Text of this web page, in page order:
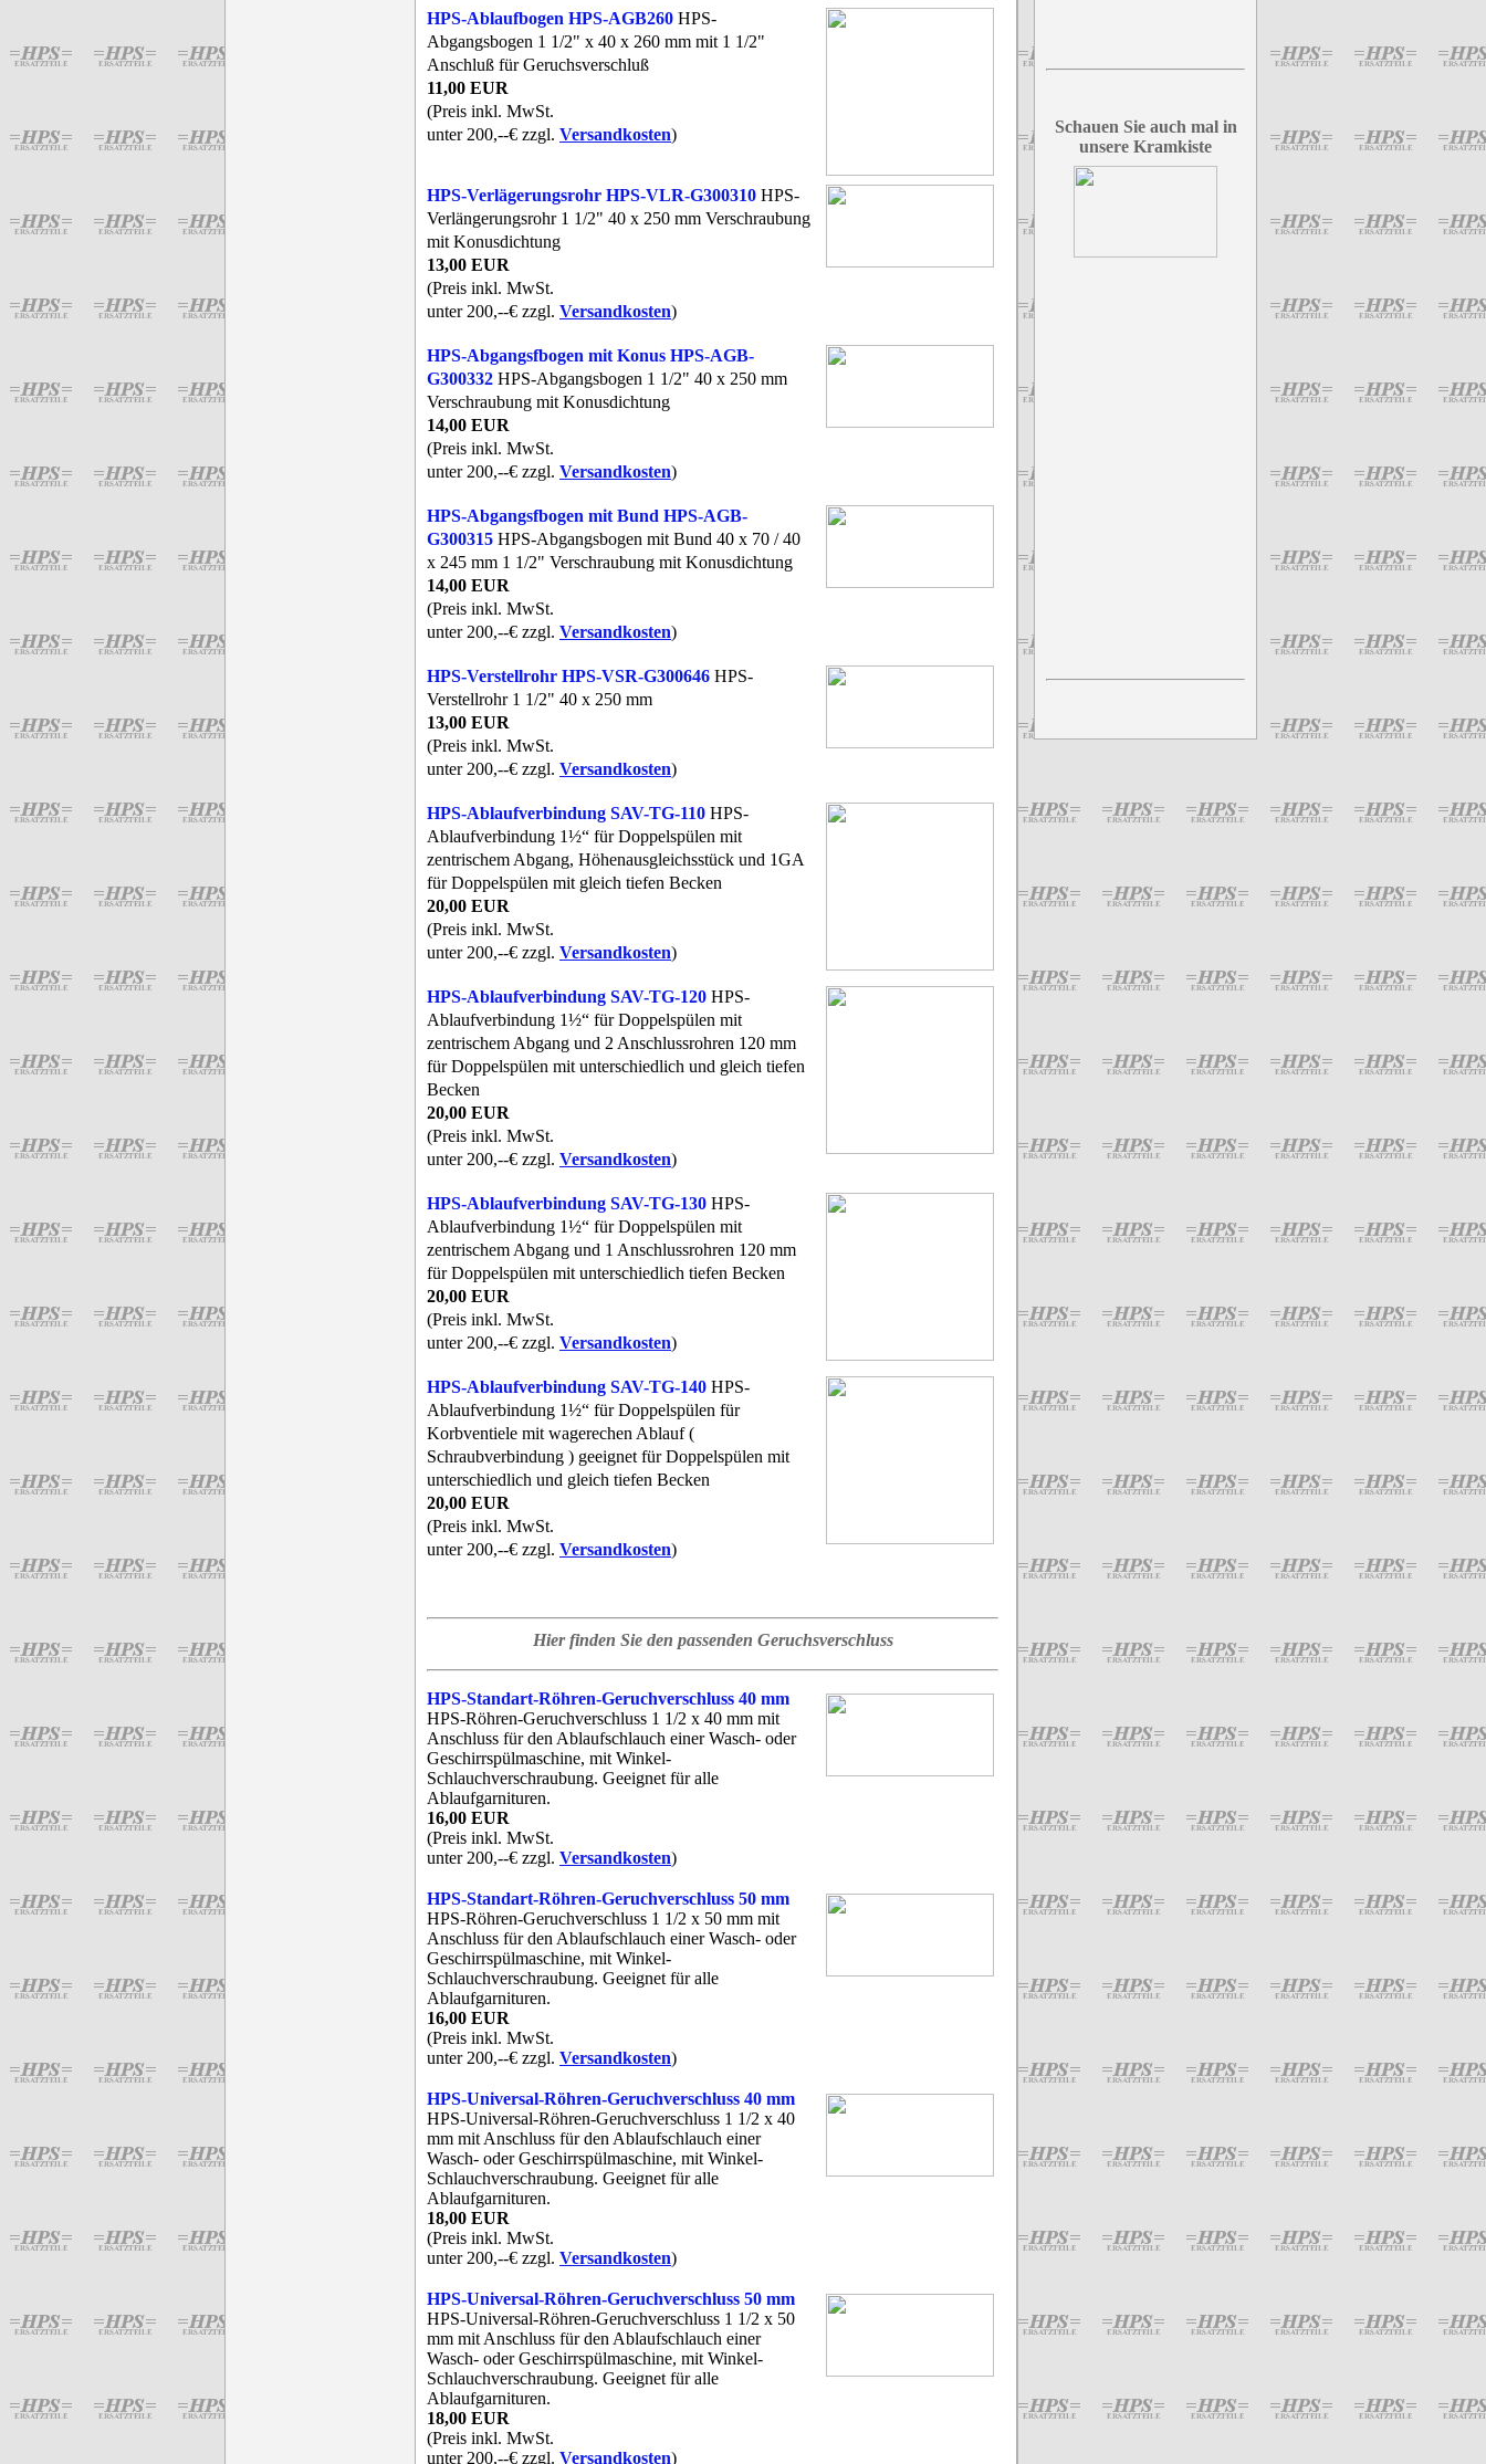
HPS-Ablaufbogen HPS-AGB260 HPS-
Abgangsbogen 1 1/2" x 40 x 260 mm mit 1 1/2"
Anschluß für Geruchsverschluß
11,00 EUR
(Preis inkl. MwSt.
unter 200,--€ zzgl. Versandkosten)
HPS-Verlägerungsrohr HPS-VLR-G300310 HPS-
Verlängerungsrohr 1 1/2" 40 x 250 mm Verschraubung
mit Konusdichtung
13,00 EUR
(Preis inkl. MwSt.
unter 200,--€ zzgl. Versandkosten)
HPS-Abgangsfbogen mit Konus HPS-AGB-
G300332 HPS-Abgangsbogen 1 1/2" 40 x 250 mm
Verschraubung mit Konusdichtung
14,00 EUR
(Preis inkl. MwSt.
unter 200,--€ zzgl. Versandkosten)
HPS-Abgangsfbogen mit Bund HPS-AGB-
G300315 HPS-Abgangsbogen mit Bund 40 x 70 / 40
x 245 mm 1 1/2" Verschraubung mit Konusdichtung
14,00 EUR
(Preis inkl. MwSt.
unter 200,--€ zzgl. Versandkosten)
HPS-Verstellrohr HPS-VSR-G300646 HPS-
Verstellrohr 1 1/2" 40 x 250 mm
13,00 EUR
(Preis inkl. MwSt.
unter 200,--€ zzgl. Versandkosten)
HPS-Ablaufverbindung SAV-TG-110 HPS-
Ablaufverbindung 1½“ für Doppelspülen mit
zentrischem Abgang, Höhenausgleichsstück und 1GA
für Doppelspülen mit gleich tiefen Becken
20,00 EUR
(Preis inkl. MwSt.
unter 200,--€ zzgl. Versandkosten)
HPS-Ablaufverbindung SAV-TG-120 HPS-
Ablaufverbindung 1½“ für Doppelspülen mit
zentrischem Abgang und 2 Anschlussrohren 120 mm
für Doppelspülen mit unterschiedlich und gleich tiefen
Becken
20,00 EUR
(Preis inkl. MwSt.
unter 200,--€ zzgl. Versandkosten)
HPS-Ablaufverbindung SAV-TG-130 HPS-
Ablaufverbindung 1½“ für Doppelspülen mit
zentrischem Abgang und 1 Anschlussrohren 120 mm
für Doppelspülen mit unterschiedlich tiefen Becken
20,00 EUR
(Preis inkl. MwSt.
unter 200,--€ zzgl. Versandkosten)
HPS-Ablaufverbindung SAV-TG-140 HPS-
Ablaufverbindung 1½“ für Doppelspülen für
Korbventiele mit wagerechen Ablauf (
Schraubverbindung ) geeignet für Doppelspülen mit
unterschiedlich und gleich tiefen Becken
20,00 EUR
(Preis inkl. MwSt.
unter 200,--€ zzgl. Versandkosten)
Hier finden Sie den passenden Geruchsverschluss
HPS-Standart-Röhren-Geruchverschluss 40 mm
HPS-Röhren-Geruchverschluss 1 1/2 x 40 mm mit
Anschluss für den Ablaufschlauch einer Wasch- oder
Geschirrspülmaschine, mit Winkel-
Schlauchverschraubung. Geeignet für alle
Ablaufgarnituren.
16,00 EUR
(Preis inkl. MwSt.
unter 200,--€ zzgl. Versandkosten)
HPS-Standart-Röhren-Geruchverschluss 50 mm
HPS-Röhren-Geruchverschluss 1 1/2 x 50 mm mit
Anschluss für den Ablaufschlauch einer Wasch- oder
Geschirrspülmaschine, mit Winkel-
Schlauchverschraubung. Geeignet für alle
Ablaufgarnituren.
16,00 EUR
(Preis inkl. MwSt.
unter 200,--€ zzgl. Versandkosten)
HPS-Universal-Röhren-Geruchverschluss 40 mm
HPS-Universal-Röhren-Geruchverschluss 1 1/2 x 40
mm mit Anschluss für den Ablaufschlauch einer
Wasch- oder Geschirrspülmaschine, mit Winkel-
Schlauchverschraubung. Geeignet für alle
Ablaufgarnituren.
18,00 EUR
(Preis inkl. MwSt.
unter 200,--€ zzgl. Versandkosten)
HPS-Universal-Röhren-Geruchverschluss 50 mm
HPS-Universal-Röhren-Geruchverschluss 1 1/2 x 50
mm mit Anschluss für den Ablaufschlauch einer
Wasch- oder Geschirrspülmaschine, mit Winkel-
Schlauchverschraubung. Geeignet für alle
Ablaufgarnituren.
18,00 EUR
(Preis inkl. MwSt.
unter 200,--€ zzgl. Versandkosten)
Schauen Sie auch mal in
unsere Kramkiste